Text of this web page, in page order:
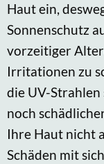
Haut ein,
Sonnenschutz
vorzeitiger
Irritationen zu
die UV-
noch
Ihre Haut nicht
Schäden mit